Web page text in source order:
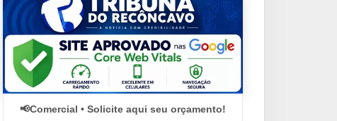
Comercial • Solicite aqui seu orçamento!